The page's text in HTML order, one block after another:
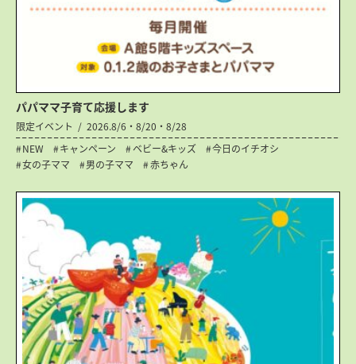
パパママ子育て応援します
限定イベント
2026.8/6・8/20・8/28
NEW
キャンペーン ベビー&キッズ
今日のイチオシ
女の子ママ
男の子ママ 赤ちゃん